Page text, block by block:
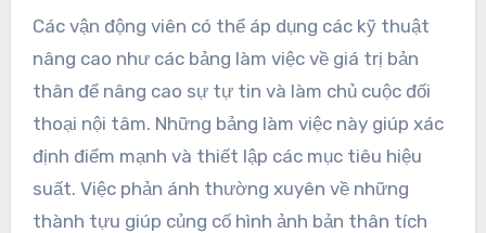
Các vận động viên có thể áp dụng các kỹ thuật
nâng cao như các bảng làm việc về giá trị bản
thân để nâng cao sự tự tin và làm chủ cuộc đối
thoại nội tâm. Những bảng làm việc này giúp xác
định điểm mạnh và thiết lập các mục tiêu hiệu
suất. Việc phản ánh thường xuyên về những
thành tựu giúp củng cố hình ảnh bản thân tích